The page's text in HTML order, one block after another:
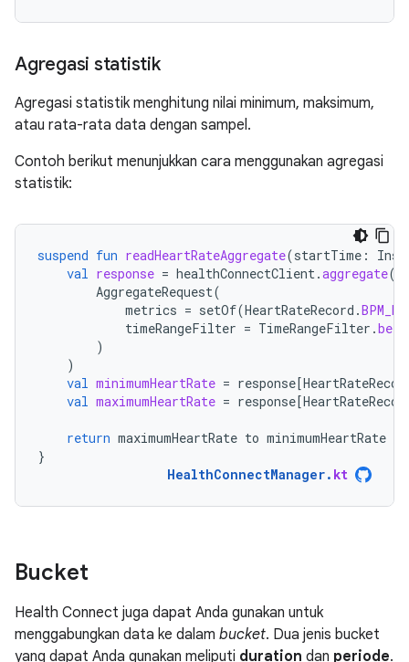
Agregasi statistik
Agregasi statistik menghitung nilai minimum, maksimum,
atau rata-rata data dengan sampel.
Contoh berikut menunjukkan cara menggunakan agregasi
statistik:
suspend fun readHeartRateAggregate(startTime :
val response = healthConnectClient.aggregate(
AggregateRequest(
metrics = setOf(HeartRateRecord .
timeRangeFilter = TimeRangeFilter .
)
)
val minimumHeartRate = response[
val maximumHeartRate = response[
return maximumHeartRate to minimumHeartRate
}
HealthConnectManager. kt
Bucket
Health Connect juga dapat Anda gunakan untuk
menggabungkan data ke dalam bucket. Dua jenis bucket
yang dapat Anda gunakan meliputi duration dan periode.